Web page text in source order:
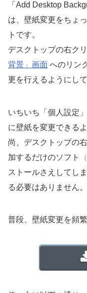
「Add Desktop
は、壁紙変更をちょ
トです。
デスクトップの右ク
背景」画面 へのリン
更を行えるようにし
いちいち「個人設定
に壁紙を変更できる
尚、デスクトップの
加するだけのソフト
ストールさえしてし
る必要はありません。
普段、壁紙変更を頻